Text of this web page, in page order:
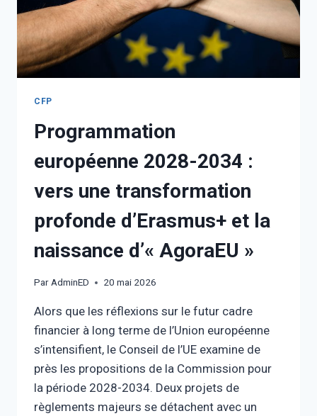
CFP
Programmation
européenne 2028-2034 :
vers une transformation
profonde d’Erasmus+ et la
naissance d’« AgoraEU »
Par AdminED 20 mai 2026
Alors que les réflexions sur le futur cadre
financier à long terme de l’Union européenne
s’intensifient, le Conseil de l’UE examine de
près les propositions de la Commission pour
la période 2028-2034. Deux projets de
règlements majeurs se détachent avec un